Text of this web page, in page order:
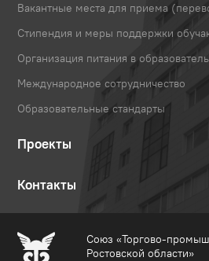
Вакантные места для приема
Стипендия и меры поддержки
Организация питания в
Международное сотрудничество
Образовательные стандарты
Проекты
Контакты
Союз «Торгово-
Ростовской области»